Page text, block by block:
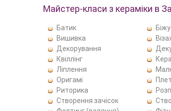
Майстер-класи з кераміки в
Батик
Вишивка
Декорування
Квіллінг
Ліплення
Оригамі
Риторика
Створення зачісок